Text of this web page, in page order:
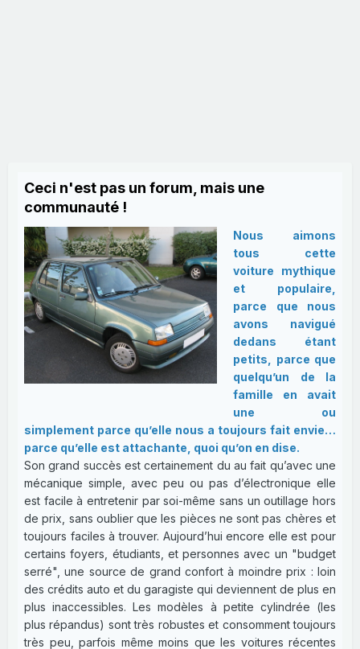
Ceci n'est pas un forum, mais une
communauté !
Nous aimons
tous cette
voiture mythique
et populaire,
parce que nous
avons navigué
dedans étant
petits, parce que
quelqu’un de la
famille en avait
une ou
simplement parce qu’elle nous a toujours fait envie…
parce qu’elle est attachante, quoi qu’on en dise.
Son grand succès est certainement du au fait qu’avec une
mécanique simple, avec peu ou pas d’électronique elle
est facile à entretenir par soi-même sans un outillage hors
de prix, sans oublier que les pièces ne sont pas chères et
toujours faciles à trouver. Aujourd’hui encore elle est pour
certains foyers, étudiants, et personnes avec un "budget
serré", une source de grand confort à moindre prix : loin
des crédits auto et du garagiste qui deviennent de plus en
plus inaccessibles. Les modèles à petite cylindrée (les
plus répandus) sont très robustes et consomment toujours
très peu, parfois même moins que les voitures récentes